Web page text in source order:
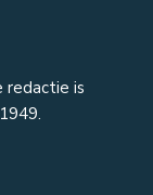
redactie is